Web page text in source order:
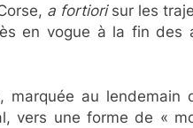
a fortiorisur les
en vogue à la fin des
marquée au
vers une forme de «